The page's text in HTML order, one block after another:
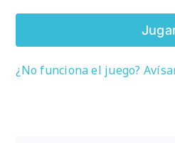
¿No funciona el juego?